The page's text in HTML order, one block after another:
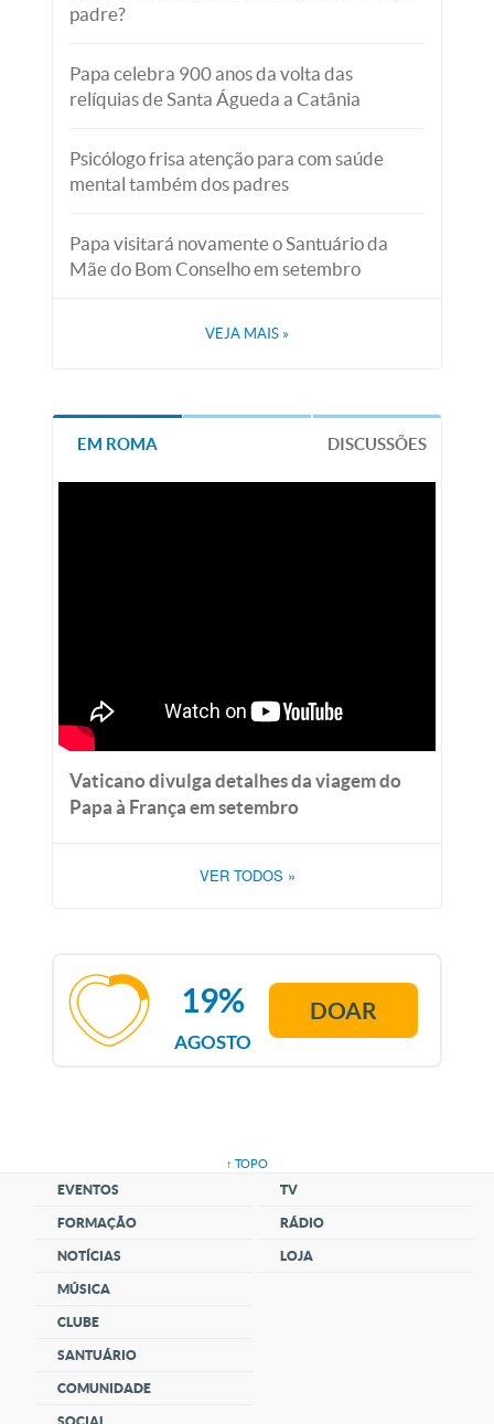
padre?
Papa celebra 900 anos da volta das
relíquias de Santa Águeda a Catânia
Psicólogo frisa atenção para com saúde
mental também dos padres
Papa visitará novamente o Santuário da
Mãe do Bom Conselho em setembro
VEJA MAIS »
EM ROMA DISCUSSÕES
Vaticano divulga detalhes da viagem do
Papa à França em setembro
VER TODOS »
AGOSTO
19% DOAR
↑ TOPO
EVENTOS
FORMAÇÃO
NOTÍCIAS
MÚSICA
CLUBE
SANTUÁRIO
COMUNIDADE
SOCIAL
TV
RÁDIO
LOJA